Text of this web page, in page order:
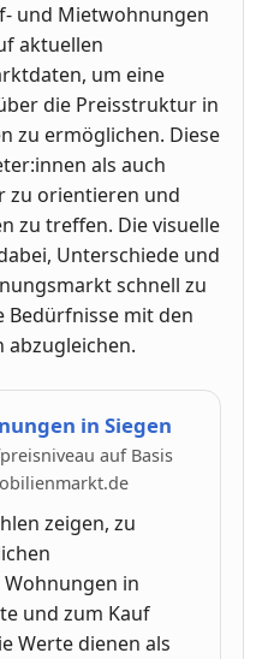
und Mietwohnungen
aktuellen
um eine
die Preisstruktur in
zu ermöglichen. Diese
als auch
zu orientieren und
zu treffen. Die visuelle
Unterschiede und
schnell zu
Bedürfnisse mit den
abzugleichen.
in Siegen
auf Basis
zeigen, zu
in
und zum Kauf
Werte dienen als